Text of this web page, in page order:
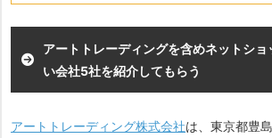
アートトレーディングを含めネットシ
い会社5社を紹介してもらう
アートトレーディング株式会社は、東京都豊